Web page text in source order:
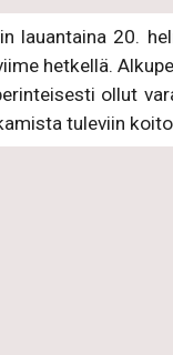
lauantaina 20.
hetkellä.
ollut
tuleviin